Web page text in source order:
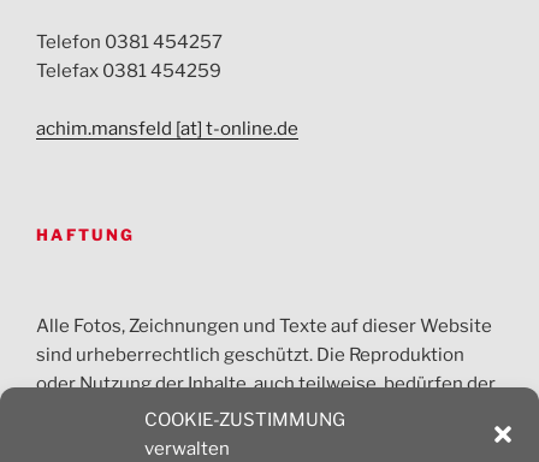
COOKIE-ZUSTIMMUNG
verwalten
Telefon 0381 454257
Telefax 0381 454259
achim.mansfeld [at] t-online.de
HAFTUNG
Alle Fotos, Zeichnungen und Texte auf dieser Website
sind urheberrechtlich geschützt. Die Reproduktion
oder Nutzung der Inhalte, auch teilweise, bedürfen der
vorherigen Absprache. Jede gewerbliche Nutzung ist
honorarpflichtig und nur nach Zustimmung des